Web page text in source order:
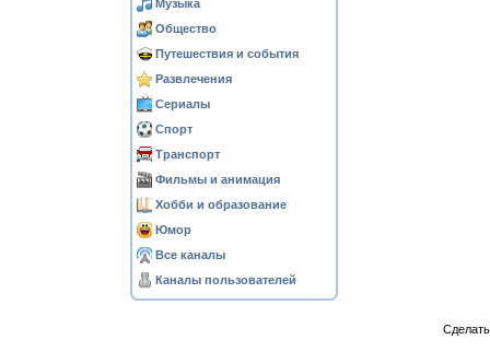
Музыка
Общество
Путешествия и события
Развлечения
Сериалы
Спорт
Транспорт
Фильмы и анимация
Хобби и образование
Юмор
Все каналы
Каналы пользователей